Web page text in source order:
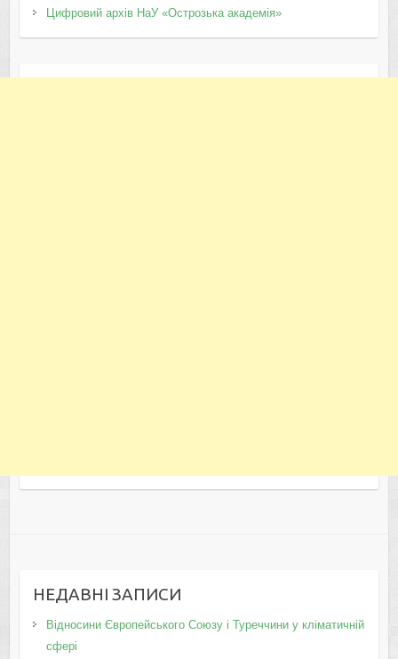
Цифровий архів НаУ «Острозька академія»
НЕДАВНІ ЗАПИСИ
Відносини Європейського Союзу і Туреччини у кліматичній
сфері